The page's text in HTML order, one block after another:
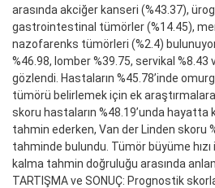
arasında akciğer kanseri (%43.37),
gastrointestinal tümörler (%14.45),
nazofarenks tümörleri (%2.4)
%46.98, lomber %39.75, servikal %8.43
gözlendi. Hastaların %45.78’inde
tümörü belirlemek için ek
skoru hastaların %48.19’unda hayatta
tahmin ederken, Van der Linden skoru
tahminde bulundu. Tümör büyüme hızı
kalma tahmin doğruluğu arasında
TARTIŞMA ve SONUÇ: Prognostik